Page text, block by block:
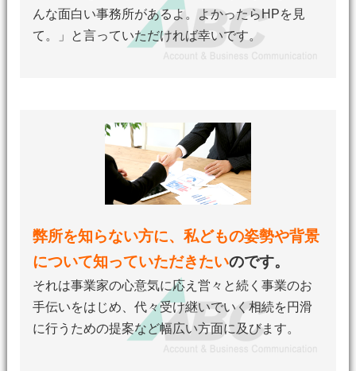
んな面白い事務所があるよ。よかったらHPを見
て。」と言っていただければ幸いです。
弊所を知らない方に、私どもの姿勢や背景
について知っていただきたいのです。
それは事業家の心意気に応え営々と続く事業のお
手伝いをはじめ、代々受け継いでいく相続を円滑
に行うための提案など幅広い方面に及びます。